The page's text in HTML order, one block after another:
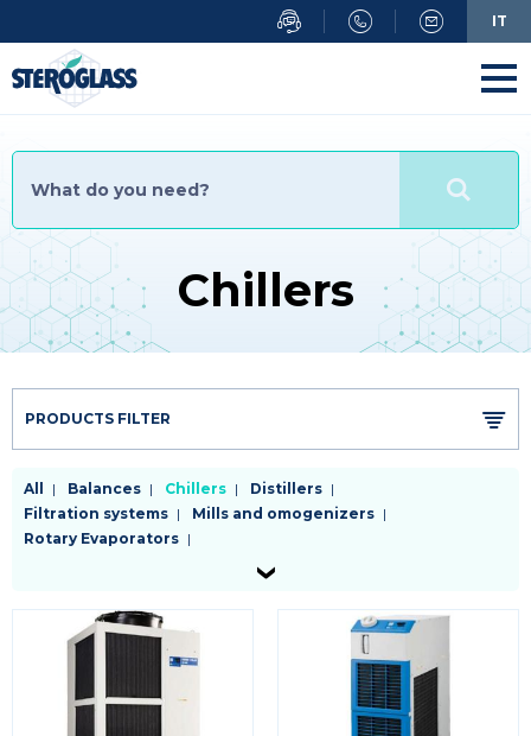
to
main
content
Chillers
PRODUCTS FILTER
Menu
categorie
-
livello
All Balances Chillers
Distillers
Filtration systems
Mills and omogenizers
Rotary Evaporators
Spettrofotometers and colorimeters
IT